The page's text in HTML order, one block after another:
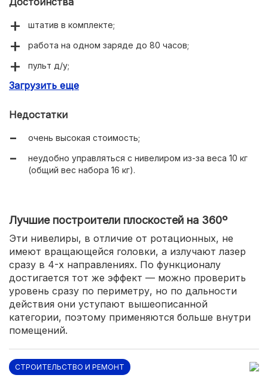
штатив в комплекте;
работа на одном заряде до 80 часов;
пульт д/у;
дальность действия 800 м.
Загрузить еще
Недостатки
очень высокая стоимость;
неудобно управляться с нивелиром из-за веса 10 кг
(общий вес набора 16 кг).
Лучшие построители плоскостей на 360º
Эти нивелиры, в отличие от ротационных, не
имеют вращающейся головки, а излучают лазер
сразу в 4-х направлениях. По функционалу
достигается тот же эффект — можно проверить
уровень сразу по периметру, но по дальности
действия они уступают вышеописанной
категории, поэтому применяются больше внутри
помещений.
СТРОИТЕЛЬСТВО И РЕМОНТ